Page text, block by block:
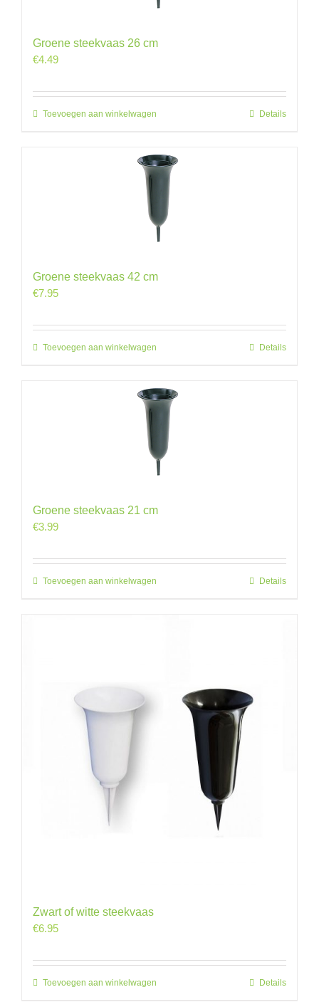
Groene steekvaas 26 cm
€4.49
Toevoegen aan winkelwagen Details
Groene steekvaas 42 cm
€7.95
Toevoegen aan winkelwagen Details
Groene steekvaas 21 cm
€3.99
Toevoegen aan winkelwagen Details
Zwart of witte steekvaas
€6.95
Toevoegen aan winkelwagen Details